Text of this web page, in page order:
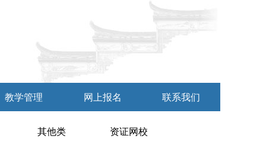
教学管理 网上报名 联系我们
其他类 资证网校